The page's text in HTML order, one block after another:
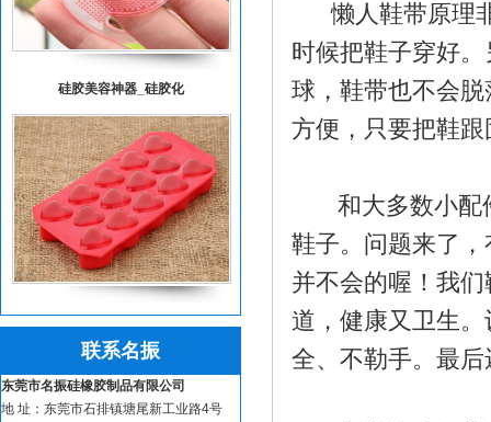
懒人鞋带原理非
时候把鞋子穿好
球，鞋带也不会
方便，只要把鞋
和大多数小配件
鞋子。问题来了
并不会的喔！我
道，健康又卫生
全、不勒手。最
硅胶美容神器_硅胶化
硅胶冰格定制_硅胶冰
联系名振
东莞市名振硅橡胶制品有限公司
地 址：东莞市石排镇塘尾新工业路4号